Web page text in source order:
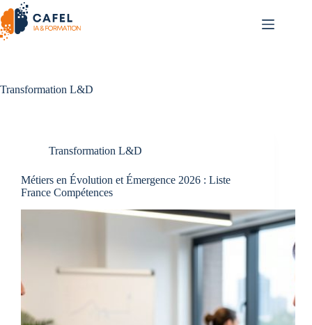
Passer
au
contenu
Transformation L&D
Transformation L&D
Métiers en Évolution et Émergence 2026 : Liste
France Compétences